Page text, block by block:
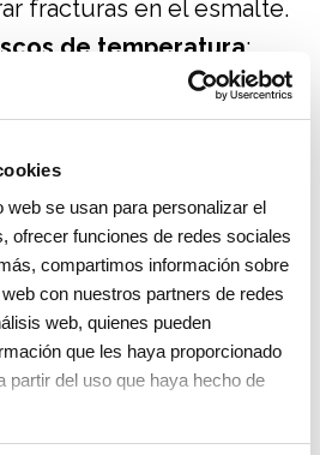
web se usan para personalizar el
ofrecer funciones de redes sociales
compartimos información sobre
con nuestros partners de redes
web, quienes pueden
que les haya proporcionado
partir del uso que haya hecho de
fracturas en el esmalte.
de temperatura:
muy fríos y luego
caliente puede hacer
se expanda y contraiga,
estructura dental.
restauraciones:
extensos pueden
con el tiempo,
propenso a fracturarse.
natural: con el